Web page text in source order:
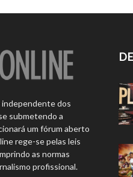
dos
submetendo a
um fórum aberto
rege-se pelas leis
as normas
profissional.